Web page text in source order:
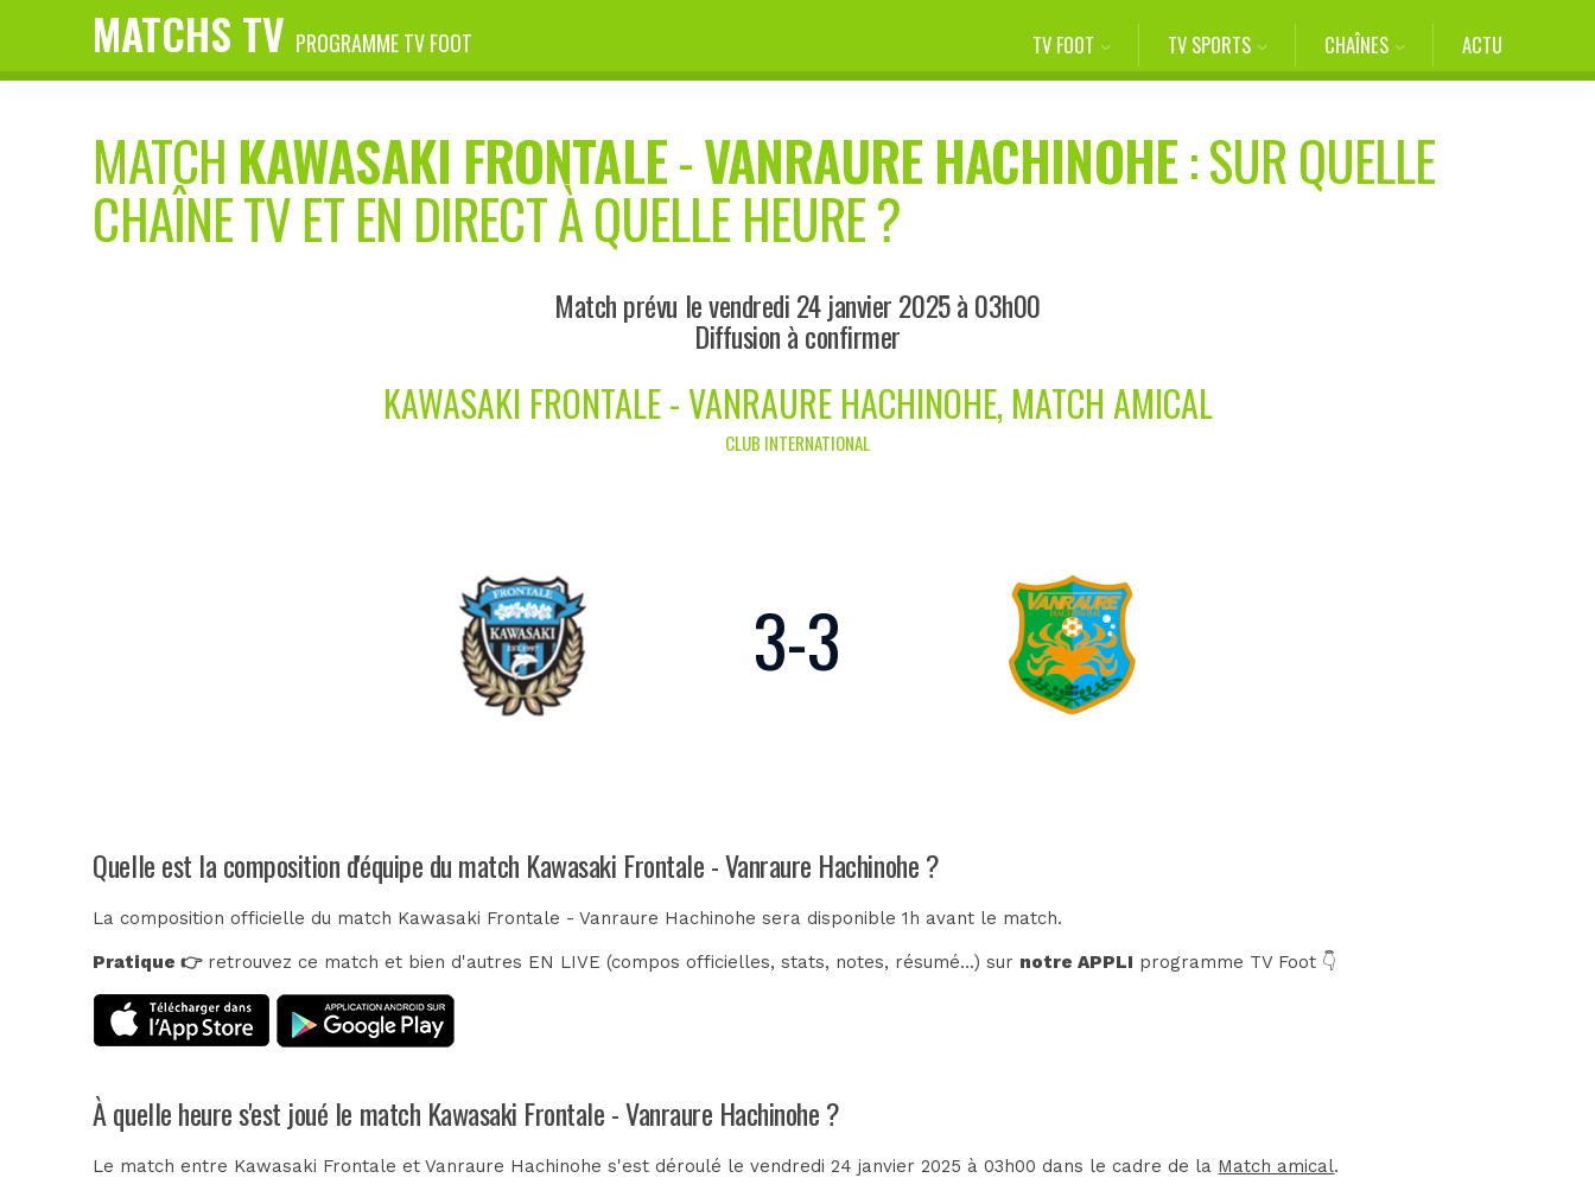
MATCHS TV PROGRAMME TV FOOT TV FOOT TV SPORTS CHAÎNES ACTU
MATCH KAWASAKI FRONTALE-VANRAURE HACHINOHE: SUR QUELLE
CHAÎNE TV ET EN DIRECT À QUELLE HEURE ?
Match prévu le vendredi 24 janvier 2025 à 03h00
Diffusion à confirmer
KAWASAKI FRONTALE - VANRAURE HACHINOHE, MATCH AMICAL
CLUB INTERNATIONAL
3-3
Quelle est la composition d'équipe du match Kawasaki Frontale - Vanraure Hachinohe ?
La composition officielle du match Kawasaki Frontale - Vanraure Hachinohe sera disponible 1h avant le match.
Pratique 👉retrouvez ce match et bien d'autres EN LIVE (compos officielles, stats, notes, résumé...) sur notre APPLI programme TV Foot 👇
À quelle heure s'est joué le match Kawasaki Frontale - Vanraure Hachinohe ?
Le match entre Kawasaki Frontale et Vanraure Hachinohe s'est déroulé le vendredi 24 janvier 2025 à 03h00 dans le cadre de la Match amical.